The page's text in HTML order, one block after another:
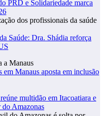
PRD e Solidariedade marca
Saúde: Dra. Shádia reforça
em Manaus aposta em inclusão
multidão em Itacoatiara e
Amazonas